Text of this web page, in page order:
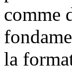
comme
la